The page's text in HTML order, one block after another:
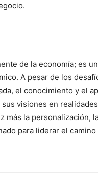
de la economía; es
A pesar de los
el conocimiento y el
visiones en
más la personalización,
para liderar el